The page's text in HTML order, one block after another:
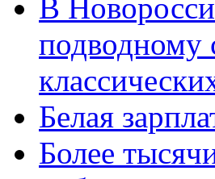
В
подводному
Белая
Более